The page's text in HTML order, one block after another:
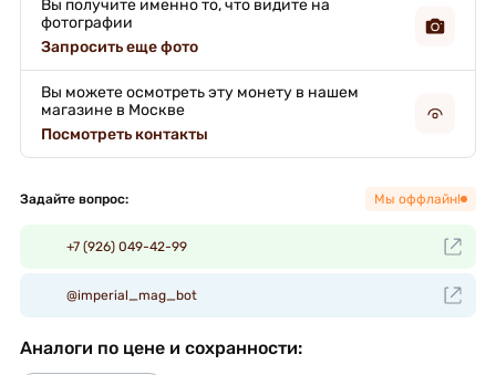
Вы получите именно то, что видите на
фотографии
Запросить еще фото
Вы можете осмотреть эту монету в нашем
магазине в Москве
Посмотреть контакты
Задайте вопрос: Мы оффлайн!
+7 (926) 049-42-99
@imperial_mag_bot
Аналоги по цене и сохранности: